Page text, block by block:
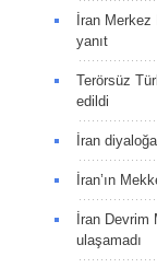
İran Merkez
yanıt
Terörsüz
edildi
İran
İran’ın
İran Devrim
ulaşamadı